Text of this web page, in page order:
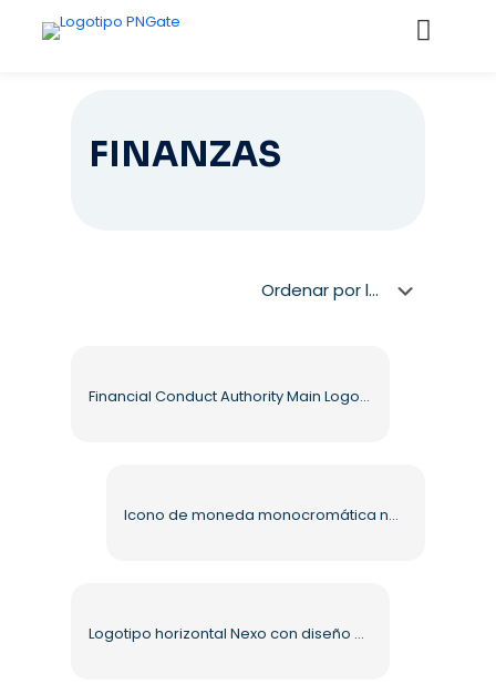
FINANZAS
Financial Conduct Authority Main Logo 2025 Free PNG
Icono de moneda monocromática negra de Ethereum, PNG gratis
Logotipo horizontal Nexo con diseño moderno en azul, PNG gratis